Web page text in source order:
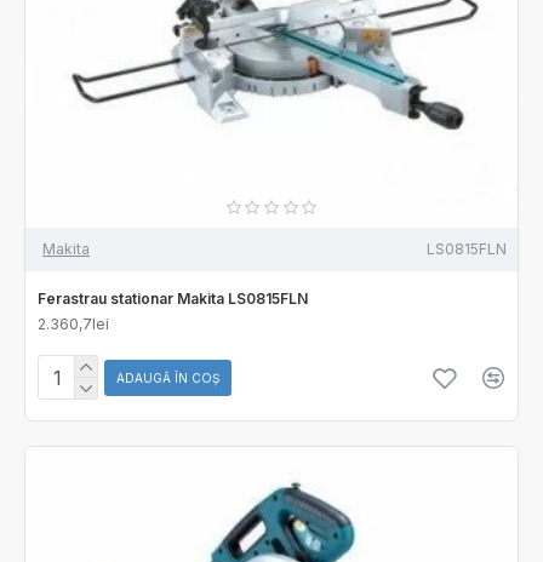
Makita LS0815FLN
Ferastrau stationar Makita LS0815FLN
2.360,7lei
ADAUGĂ ÎN COŞ